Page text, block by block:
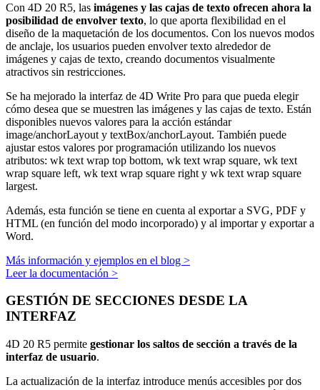
Con 4D 20 R5, las imágenes y las cajas de texto ofrecen ahora la
posibilidad de envolver texto, lo que aporta flexibilidad en el
diseño de la maquetación de los documentos. Con los nuevos modos
de anclaje, los usuarios pueden envolver texto alrededor de
imágenes y cajas de texto, creando documentos visualmente
atractivos sin restricciones.
Se ha mejorado la interfaz de 4D Write Pro para que pueda elegir
cómo desea que se muestren las imágenes y las cajas de texto. Están
disponibles nuevos valores para la acción estándar
image/anchorLayout y textBox/anchorLayout. También puede
ajustar estos valores por programación utilizando los nuevos
atributos: wk text wrap top bottom, wk text wrap square, wk text
wrap square left, wk text wrap square right y wk text wrap square
largest.
Además, esta función se tiene en cuenta al exportar a SVG, PDF y
HTML (en función del modo incorporado) y al importar y exportar a
Word.
Más información y ejemplos en el blog >
Leer la documentación >
GESTIÓN DE SECCIONES DESDE LA
INTERFAZ
4D 20 R5 permite gestionar los saltos de sección a través de la
interfaz de usuario.
La actualización de la interfaz introduce menús accesibles por dos